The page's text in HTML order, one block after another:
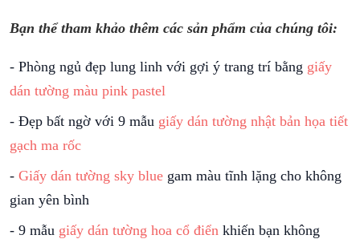
Bạn thể tham khảo thêm các sản phẩm của chúng tôi:
- Phòng ngủ đẹp lung linh với gợi ý trang trí bằng giấy
dán tường màu pink pastel
- Đẹp bất ngờ với 9 mẫu giấy dán tường nhật bản họa tiết
gạch ma rốc
- Giấy dán tường sky blue gam màu tĩnh lặng cho không
gian yên bình
- 9 mẫu giấy dán tường hoa cổ điển khiến bạn không